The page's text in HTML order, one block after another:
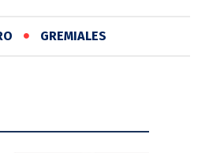
GREMIALES